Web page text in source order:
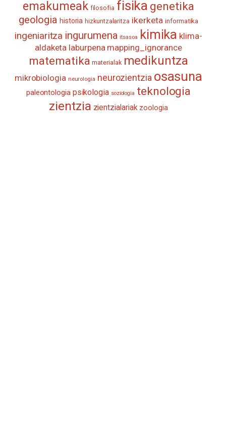
emakumeak filosofia fisika genetika
geologia historia hizkuntzalaritza ikerketa informatika
ingeniaritza ingurumena itsasoa kimika klima-
aldaketa laburpena mapping_ignorance
matematika materialak medikuntza
mikrobiologia neurologia neurozientzia osasuna
paleontologia psikologia soziologia teknologia
zientzia zientzialariak zoologia